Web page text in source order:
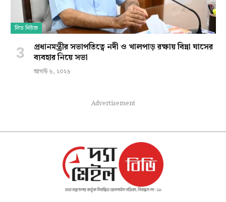
লিড নিউজ
প্রধানমন্ত্রীর সভাপতিত্বে নদী ও খালপাড় রক্ষায় বিন্না ঘাসের
ব্যবহার নিয়ে সভা
আগস্ট ৬, ২০২৬
Advertisement